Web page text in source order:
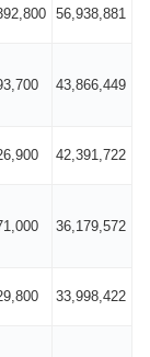
56,938,881
43,866,449
42,391,722
36,179,572
33,998,422